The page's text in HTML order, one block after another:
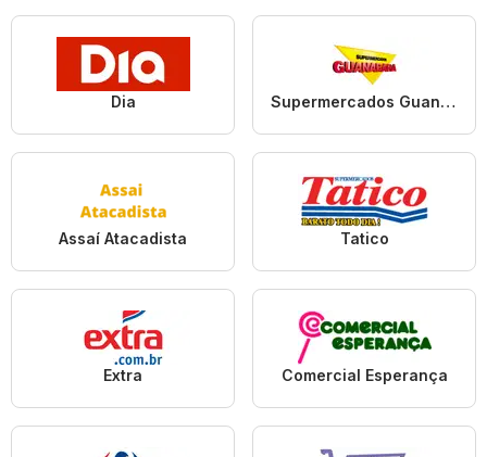
Dia Supermercados Guanabara
Assaí Atacadista Tatico
Extra Comercial Esperança